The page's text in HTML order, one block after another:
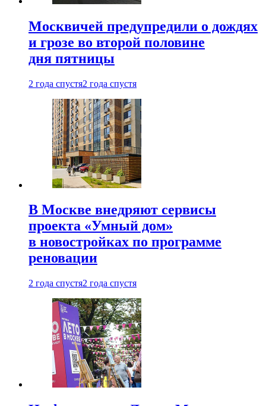
Москвичей предупредили о дождях
и грозе во второй половине
дня пятницы
2 года спустя2 года спустя
В Москве внедряют сервисы
проекта «Умный дом»
в новостройках по программе
реновации
2 года спустя2 года спустя